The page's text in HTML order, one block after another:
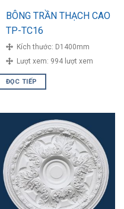
BÔNG TRẦN THẠCH CAO
TP-TC16
Kích thước: D1400mm
Lượt xem: 994 lượt xem
ĐỌC TIẾP